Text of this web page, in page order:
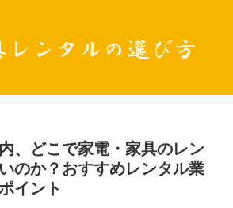
、どこで家電・家具のレン
のか？おすすめレンタル業
イント